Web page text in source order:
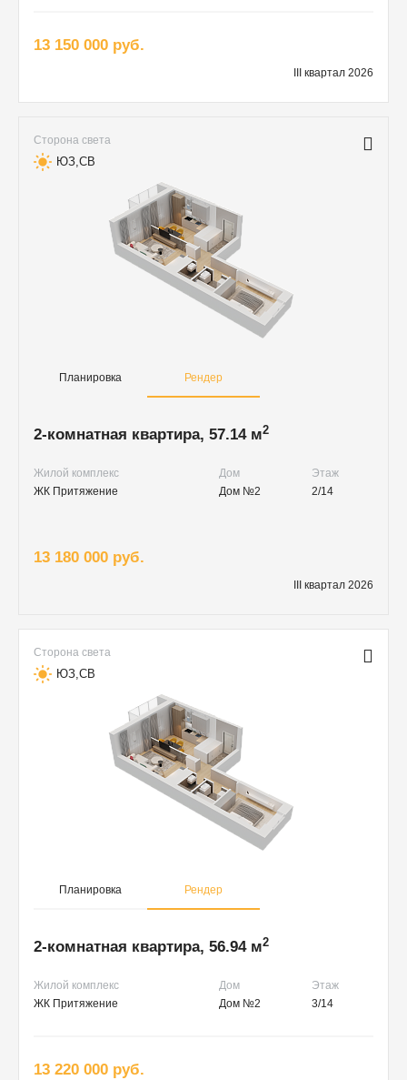
13 150 000 руб.
III квартал 2026
Сторона света
ЮЗ,СВ
Планировка Рендер
2-комнатная квартира, 57.14 м2
Жилой комплекс Дом
Этаж
ЖК Притяжение
Дом №2 2/14
13 180 000 руб.
III квартал 2026
Сторона света
ЮЗ,СВ
Планировка Рендер
2-комнатная квартира, 56.94 м2
Жилой комплекс Дом
Этаж
ЖК Притяжение
Дом №2 3/14
13 220 000 руб.